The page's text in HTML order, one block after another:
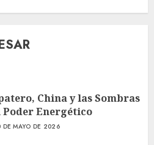
China y las Sombras
Poder Energético
DE MAYO DE 2026